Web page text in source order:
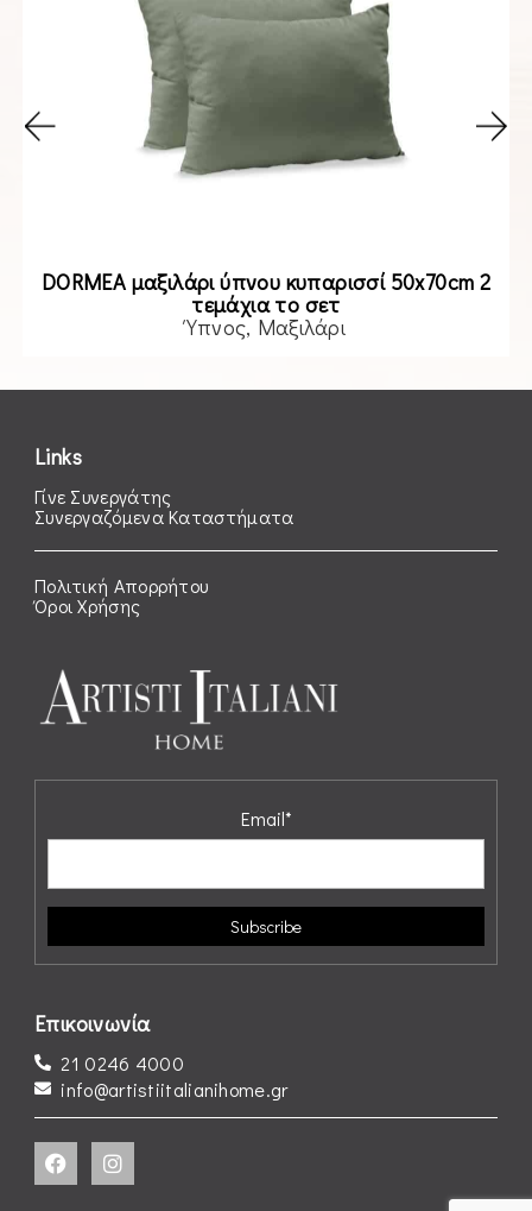
Read more
DORMEA μαξιλάρι ύπνου κυπαρισσί 50x70cm 2
τεμάχια το σετ
Ύπνος Μαξιλάρι
Links
Γίνε Συνεργάτης
Συνεργαζόμενα Καταστήματα
Πολιτική Απορρήτου
Όροι Χρήσης
Email*
Επικοινωνία
21 0246 4000
info@artistiitalianihome.gr